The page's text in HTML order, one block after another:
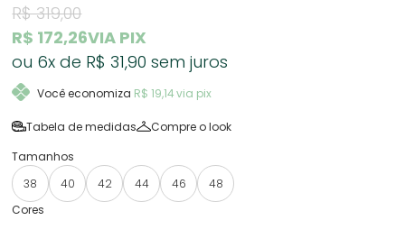
R$ 172,26VIA PIX
R$ 319,00
6x R$ 31,90sem juros
Você economiza R$ 19,14 via pix
Tabela de medidas Compre o look
38 40 42 44 46 48